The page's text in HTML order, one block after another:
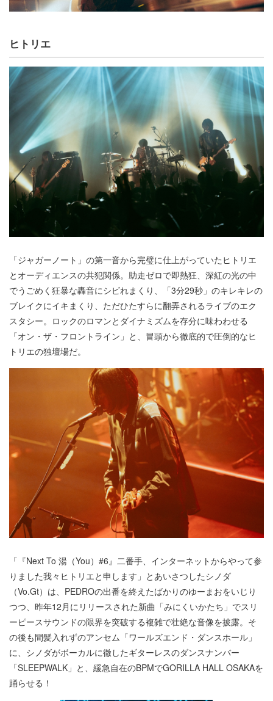
ヒトリエ
「ジャガーノート」の第一音から完璧に仕上がっていたヒトリエ
とオーディエンスの共犯関係。助走ゼロで即熱狂、深紅の光の中
でうごめく狂暴な轟音にシビれまくり、「3分29秒」のキレキレの
ブレイクにイキまくり、ただひたすらに翻弄されるライブのエク
スタシー。ロックのロマンとダイナミズムを存分に味わわせる
「オン・ザ・フロントライン」と、冒頭から徹底的で圧倒的なヒ
トリエの独壇場だ。
「『Next To 湯（You）#6』二番手、インターネットからやって参
りました我々ヒトリエと申します」とあいさつしたシノダ
（Vo.Gt）は、PEDROの出番を終えたばかりのゆーまおをいじり
つつ、昨年12月にリリースされた新曲「みにくいかたち」でスリ
ーピースサウンドの限界を突破する複雑で壮絶な音像を披露。そ
の後も間髪入れずのアンセム「ワールズエンド・ダンスホール」
に、シノダがボーカルに徹したギターレスのダンスナンバー
「SLEEPWALK」と、緩急自在のBPMでGORILLA HALL OSAKAを
踊らせる！